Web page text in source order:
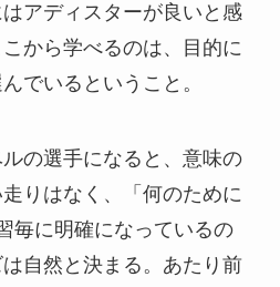
アディスターが良いと感
から学べるのは、目的に
でいるということ。
の選手になると、意味の
りはなく、「何のために
毎に明確になっているの
自然と決まる。あたり前